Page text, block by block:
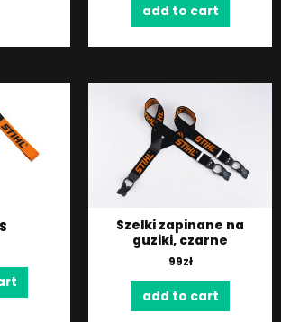
add to cart
Szelki zapinane na
guziki, czarne
99zł
add to cart